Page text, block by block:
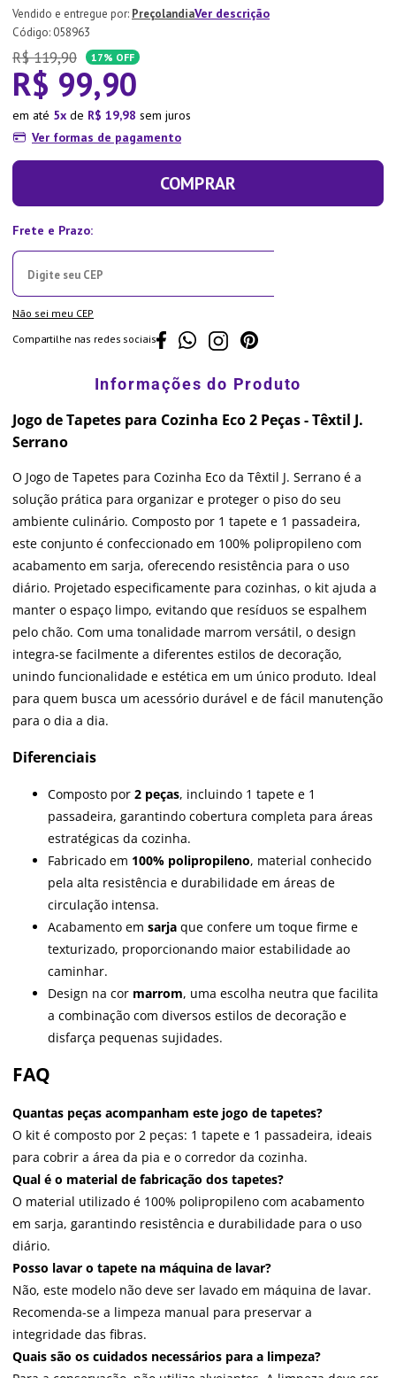
PreçolandiaVer descrição
: 058963
R$ 119,90 17% OFF
R$ 99,90
em até 5 de R$ 19,98 sem juros
Ver formas de pagamento
COMPRAR
Não sei meu CEP
Compartilhe nas redes sociais
Jogo de Tapetes para Cozinha Eco 2 Peças - Têxtil J.
Serrano
O Jogo de Tapetes para Cozinha Eco da Têxtil J. Serrano é a
solução prática para organizar e proteger o piso do seu
ambiente culinário. Composto por 1 tapete e 1 passadeira,
este conjunto é confeccionado em 100% polipropileno com
acabamento em sarja, oferecendo resistência para o uso
diário. Projetado especificamente para cozinhas, o kit ajuda a
manter o espaço limpo, evitando que resíduos se espalhem
pelo chão. Com uma tonalidade marrom versátil, o design
integra-se facilmente a diferentes estilos de decoração,
unindo funcionalidade e estética em um único produto. Ideal
para quem busca um acessório durável e de fácil manutenção
para o dia a dia.
Diferenciais
Composto por 2 peças, incluindo 1 tapete e 1
passadeira, garantindo cobertura completa para áreas
estratégicas da cozinha.
Fabricado em 100% polipropileno, material conhecido
pela alta resistência e durabilidade em áreas de
circulação intensa.
Acabamento em sarja que confere um toque firme e
texturizado, proporcionando maior estabilidade ao
caminhar.
Design na cor marrom, uma escolha neutra que facilita
a combinação com diversos estilos de decoração e
disfarça pequenas sujidades.
FAQ
Quantas peças acompanham este jogo de tapetes?
O kit é composto por 2 peças: 1 tapete e 1 passadeira, ideais
para cobrir a área da pia e o corredor da cozinha.
Qual é o material de fabricação dos tapetes?
O material utilizado é 100% polipropileno com acabamento
em sarja, garantindo resistência e durabilidade para o uso
diário.
Posso lavar o tapete na máquina de lavar?
Não, este modelo não deve ser lavado em máquina de lavar.
Recomenda-se a limpeza manual para preservar a
integridade das fibras.
Quais são os cuidados necessários para a limpeza?